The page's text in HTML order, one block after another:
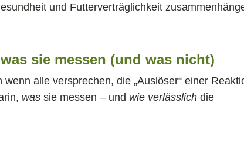
und Futterverträglichkeit
sie messen (und was nicht)
alle versprechen, die „Auslöser“ einer
was sie messen – und wie verlässlich die